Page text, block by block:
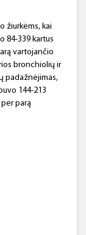
žiurkėms, kai
84-339 kartus
vartojančio
bronchiolių ir
padažnėjimas,
144-213
parą